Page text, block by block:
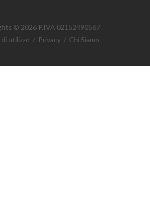
© 2026 P.IVA 02152490567
utilizzo / Privacy / Chi Siamo